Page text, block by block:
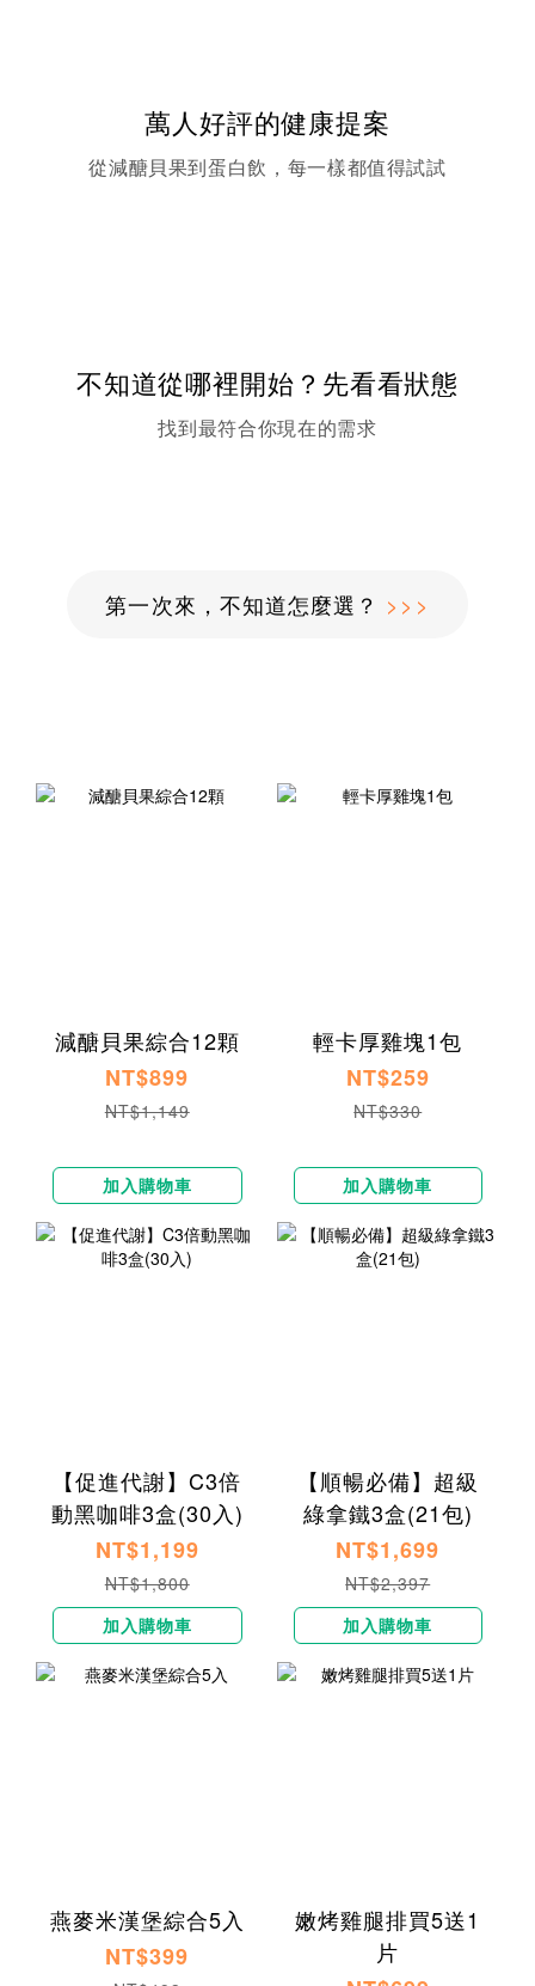
萬人好評的健康提案
從減醣貝果到蛋白飲，每一樣都值得試試
不知道從哪裡開始？先看看狀態
找到最符合你現在的需求
第一次來，不知道怎麼選？ >>>
減醣貝果綜合12顆
NT$899
NT$1,149
加入購物車
輕卡厚雞塊1包
NT$259
NT$330
加入購物車
【促進代謝】C3倍
動黑咖啡3盒(30入)
NT$1,199
NT$1,800
加入購物車
【順暢必備】超級
綠拿鐵3盒(21包)
NT$1,699
NT$2,397
加入購物車
燕麥米漢堡綜合5入
NT$399
嫩烤雞腿排買5送1
片